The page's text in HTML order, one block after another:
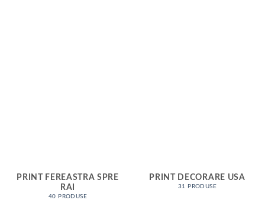
PRINT FEREASTRA SPRE
RAI
40 PRODUSE
PRINT DECORARE USA
31 PRODUSE